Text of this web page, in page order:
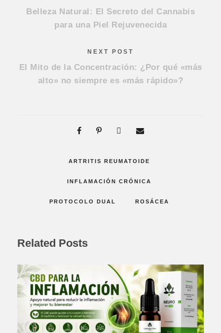
d
.
Belleza Natural: El Secreto del Cannabis
para una Piel Rejuvenecida
NEXT POST
El Mito de la Concentración: ¿Por qué «más
alto» no siempre es «más rápido»?
ARTRITIS REUMATOIDE
INFLAMACIÓN CRÓNICA
PROTOCOLO DUAL ROSÁCEA
Related Posts